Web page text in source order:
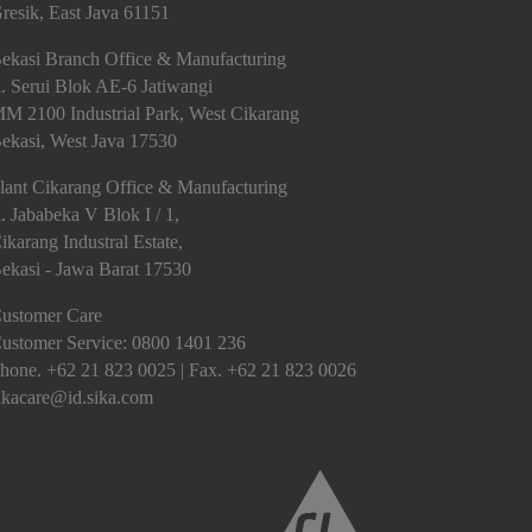
East Java 61151
Branch Office & Manufacturing
Serui Blok AE-6 Jatiwangi
2100 Industrial Park, West Cikarang
West Java 17530
Cikarang Office & Manufacturing
Jababeka V Blok I / 1,
Industral Estate,
- Jawa Barat 17530
Care
Service: 0800 1401 236
+62 21 823 0025 | Fax. +62 21 823 0026